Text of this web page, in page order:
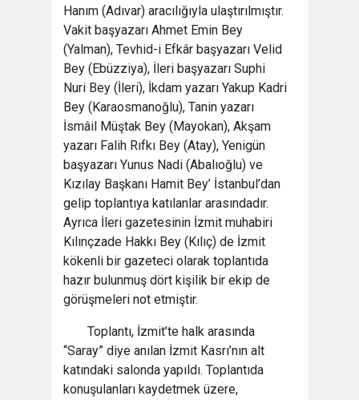
Hanım (Adıvar) aracılığıyla ulaştırılmıştır.
Vakit başyazarı Ahmet Emin Bey
(Yalman), Tevhid-i Efkâr başyazarı Velid
Bey (Ebüzziya), İleri başyazarı Suphi
Nuri Bey (İleri), İkdam yazarı Yakup Kadri
Bey (Karaosmanoğlu), Tanin yazarı
İsmâil Müştak Bey (Mayokan), Akşam
yazarı Falih Rıfkı Bey (Atay), Yenigün
başyazarı Yunus Nadi (Abalıoğlu) ve
Kızılay Başkanı Hamit Bey’ İstanbul’dan
gelip toplantıya katılanlar arasındadır.
Ayrıca İleri gazetesinin İzmit muhabiri
Kılınçzade Hakkı Bey (Kılıç) de İzmit
kökenli bir gazeteci olarak toplantıda
hazır bulunmuş dört kişilik bir ekip de
görüşmeleri not etmiştir.
Toplantı, İzmit’te halk arasında
“Saray” diye anılan İzmit Kasrı’nın alt
katındaki salonda yapıldı. Toplantıda
konuşulanları kaydetmek üzere,